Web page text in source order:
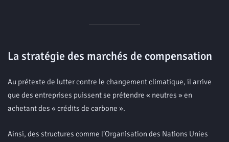
La stratégie des marchés de compensation
Au prétexte de lutter contre le changement climatique, il arrive
que des entreprises puissent se prétendre « neutres » en
achetant des « crédits de carbone ».
Ainsi, des structures comme l’Organisation des Nations Unies